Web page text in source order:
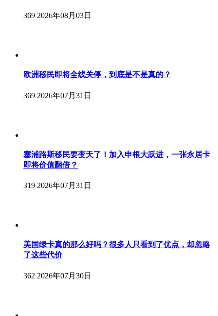
369 2026年08月03日
欧洲移民即将全线关停，到底是不是真的？
369 2026年07月31日
塞浦路斯移民要变天了！加入申根大跃进，一张永居卡
即将价值翻倍？
319 2026年07月31日
美国绿卡真的那么好吗？很多人只看到了优点，却忽略
了这些代价
362 2026年07月30日